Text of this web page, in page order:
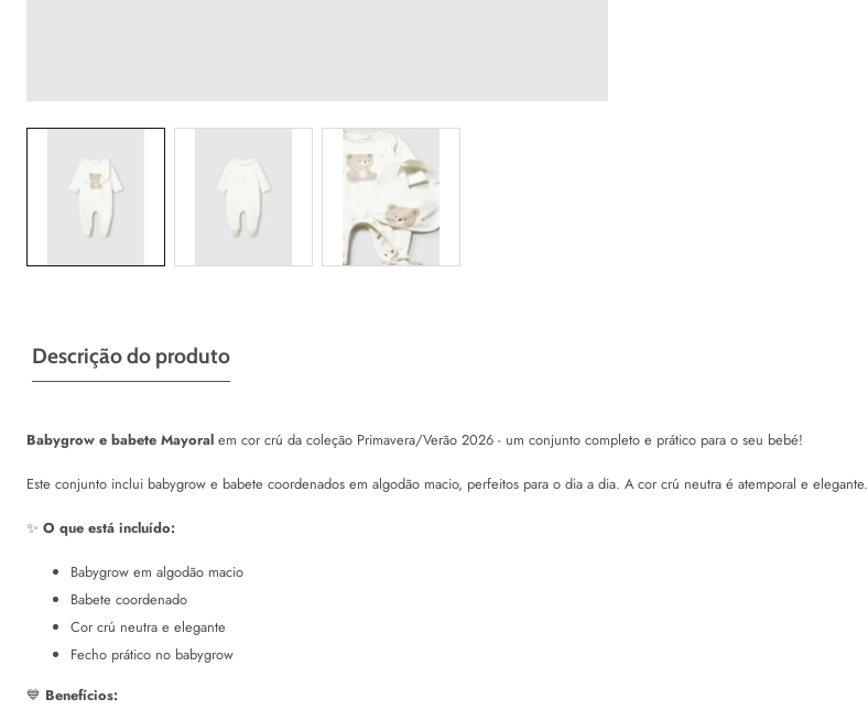
Descrição do produto
Babygrow e babete Mayoral em cor crú da coleção Primavera/Verão 2026 - um conjunto completo e prático para o seu bebé!
Este conjunto inclui babygrow e babete coordenados em algodão macio, perfeitos para o dia a dia. A cor crú neutra é atemporal e elegante.
✨ O que está incluído:
Babygrow em algodão macio
Babete coordenado
Cor crú neutra e elegante
Fecho prático no babygrow
💙 Benefícios: